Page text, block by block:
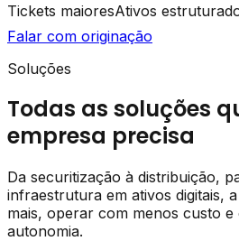
Tickets maioresAtivos
Falar com originação
Soluções
Todas as soluções
empresa precisa
Da securitização à distribuição,
infraestrutura em ativos digitais,
mais, operar com menos custo
autonomia.